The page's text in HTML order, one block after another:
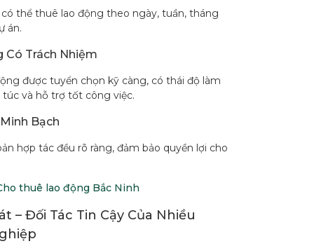
thể thuê lao động theo ngày, tuần, tháng
án.
Có Trách Nhiệm
được tuyển chọn kỹ càng, có thái độ làm
và hỗ trợ tốt công việc.
Bạch
hợp tác đều rõ ràng, đảm bảo quyền lợi cho
thuê lao động Bắc Ninh
– Đối Tác Tin Cậy Của Nhiều